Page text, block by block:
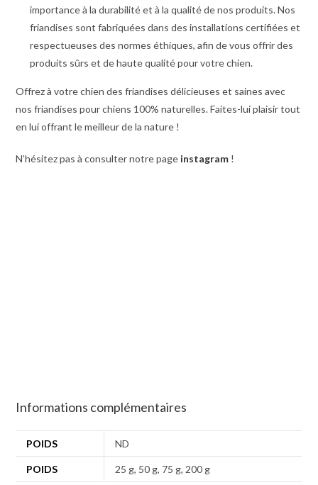
importance à la durabilité et à la qualité de nos produits. Nos
friandises sont fabriquées dans des installations certifiées et
respectueuses des normes éthiques, afin de vous offrir des
produits sûrs et de haute qualité pour votre chien.
Offrez à votre chien des friandises délicieuses et saines avec
nos friandises pour chiens 100% naturelles. Faites-lui plaisir tout
en lui offrant le meilleur de la nature !
N’hésitez pas à consulter notre page instagram !
Informations complémentaires
POIDS ND
POIDS 25 g, 50 g, 75 g, 200 g